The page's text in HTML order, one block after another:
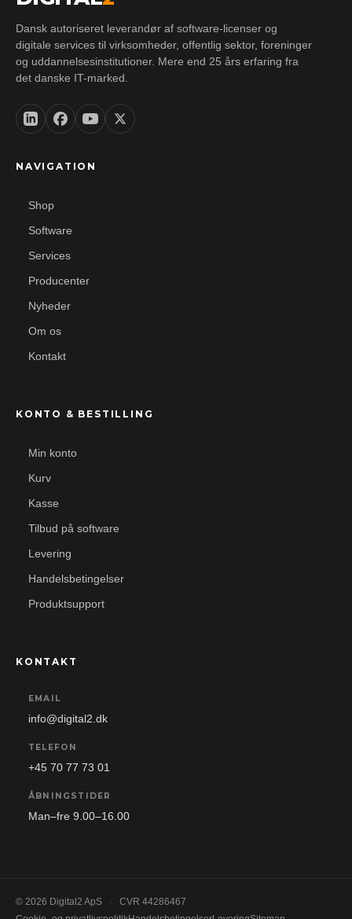
Dansk autoriseret leverandør af software-licenser og
digitale services til virksomheder, offentlig sektor, foreninger
og uddannelsesinstitutioner. Mere end 25 års erfaring fra
det danske IT-marked.
NAVIGATION
Shop
Software
Services
Producenter
Nyheder
Om os
Kontakt
KONTO & BESTILLING
Min konto
Kurv
Kasse
Tilbud på software
Levering
Handelsbetingelser
Produktsupport
KONTAKT
EMAIL
info@digital2.dk
TELEFON
+45 70 77 73 01
ÅBNINGSTIDER
Man–fre 9.00–16.00
© 2026 Digital2 ApS ·
CVR 44286467